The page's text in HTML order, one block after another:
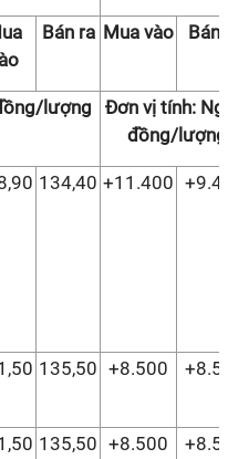
Bán ra Mua vào Bán
lượng
Đơn vị tính:
đồng/lượng
134,40 +11.400
135,50 +8.500
135,50 +8.500